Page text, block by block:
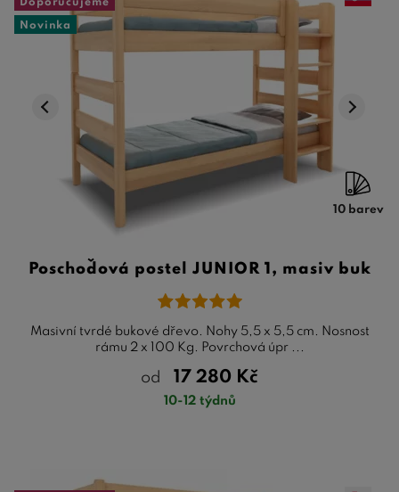
Doporučujeme
Novinka
10 barev
Poschoďová postel JUNIOR 1, masiv buk
Masivní tvrdé bukové dřevo. Nohy 5,5 x 5,5 cm. Nosnost
rámu 2 x 100 Kg. Povrchová úpr ...
od 17 280 Kč
10-12 týdnů